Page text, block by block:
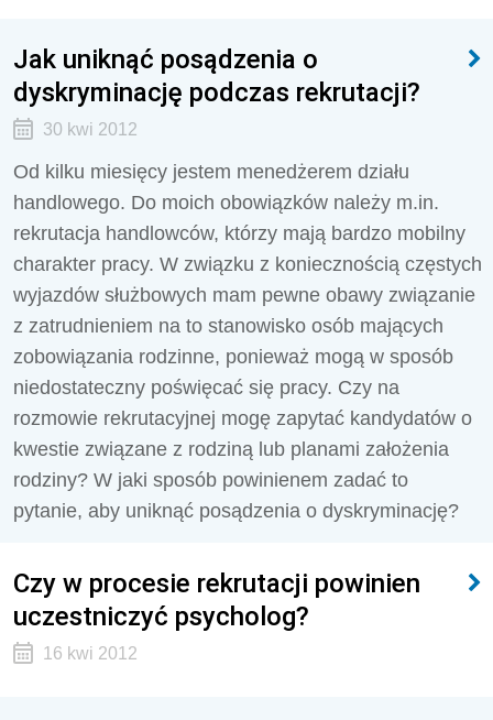
Jak uniknąć posądzenia o
dyskryminację podczas rekrutacji?
30 kwi 2012
Od kilku miesięcy jestem menedżerem działu
handlowego. Do moich obowiązków należy m.in.
rekrutacja handlowców, którzy mają bardzo mobilny
charakter pracy. W związku z koniecznością częstych
wyjazdów służbowych mam pewne obawy związanie
z zatrudnieniem na to stanowisko osób mających
zobowiązania rodzinne, ponieważ mogą w sposób
niedostateczny poświęcać się pracy. Czy na
rozmowie rekrutacyjnej mogę zapytać kandydatów o
kwestie związane z rodziną lub planami założenia
rodziny? W jaki sposób powinienem zadać to
pytanie, aby uniknąć posądzenia o dyskryminację?
Czy w procesie rekrutacji powinien
uczestniczyć psycholog?
16 kwi 2012